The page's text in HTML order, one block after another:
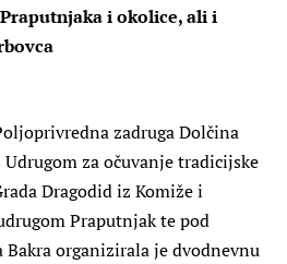
i okolice, ali i
zadruga Dolčina
za očuvanje tradicijske
Dragodid iz Komiže i
Praputnjak te pod
organizirala je dvodnevnu